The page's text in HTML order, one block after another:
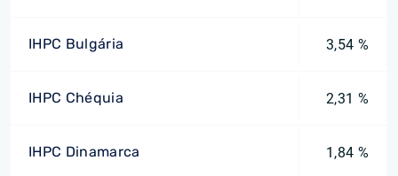
IHPC Bulgária 3,54 %
IHPC Chéquia 2,31 %
IHPC Dinamarca 1,84 %